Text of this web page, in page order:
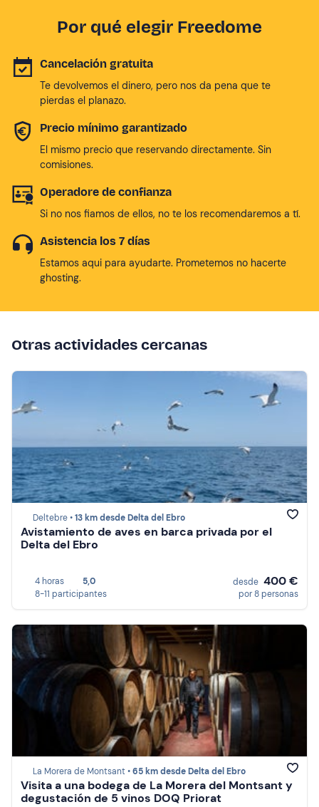
Por qué elegir Freedome
Cancelación gratuita
Te devolvemos el dinero, pero nos da pena que te
pierdas el planazo.
Precio mínimo garantizado
El mismo precio que reservando directamente. Sin
comisiones.
Operadore de confianza
Si no nos fiamos de ellos, no te los recomendaremos a tí.
Asistencia los 7 días
Estamos aqui para ayudarte. Prometemos no hacerte
ghosting.
Otras actividades cercanas
Deltebre •13 km desde Delta del Ebro
Avistamiento de aves en barca privada por el
Delta del Ebro
4 horas
5,0
8-11 participantes
desde 400 €
por 8 personas
La Morera de Montsant •65 km desde Delta del Ebro
Visita a una bodega de La Morera del Montsant y
degustación de 5 vinos DOQ Priorat